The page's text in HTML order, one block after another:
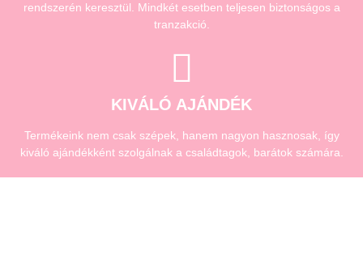
rendszerén keresztül. Mindkét esetben teljesen biztonságos a
tranzakció.
KIVÁLÓ AJÁNDÉK
Termékeink nem csak szépek, hanem nagyon hasznosak, így
kiváló ajándékként szolgálnak a családtagok, barátok számára.